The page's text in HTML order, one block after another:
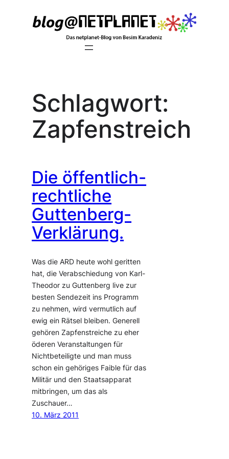
Schlagwort:
Zapfenstreich
Die öffentlich-
rechtliche
Guttenberg-
Verklärung.
Was die ARD heute wohl geritten
hat, die Verabschiedung von Karl-
Theodor zu Guttenberg live zur
besten Sendezeit ins Programm
zu nehmen, wird vermutlich auf
ewig ein Rätsel bleiben. Generell
gehören Zapfenstreiche zu eher
öderen Veranstaltungen für
Nichtbeteiligte und man muss
schon ein gehöriges Faible für das
Militär und den Staatsapparat
mitbringen, um das als
Zuschauer…
10. März 2011